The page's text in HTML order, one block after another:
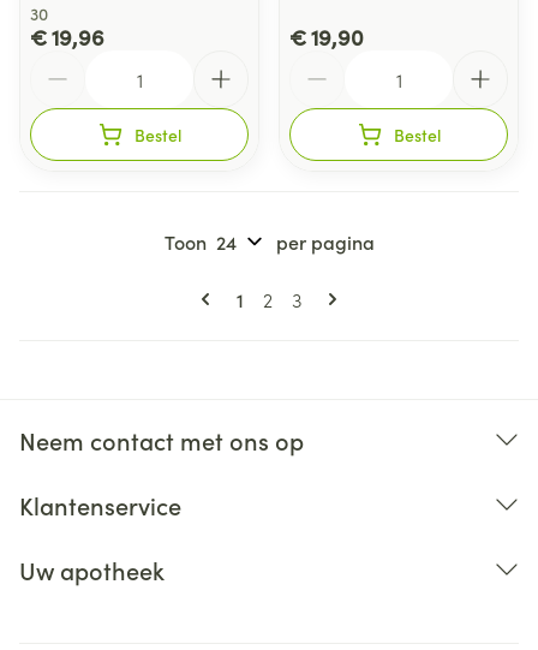
30
€ 19,96
Bestel
€ 19,90
Bestel
Pagina's
U lees momenteel pagina
1 Pagina
2 Pagina
3
Toon per pagina
Neem contact met ons op
Klantenservice
Uw apotheek